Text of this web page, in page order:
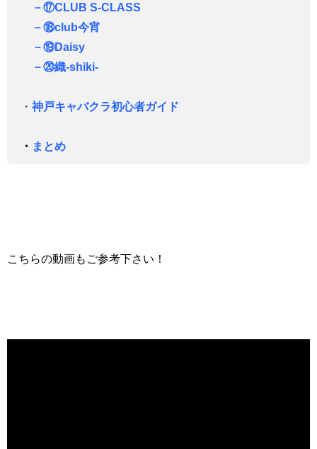
－⑰CLUB S-CLASS
－⑱club今宵
－⑲Daisy
－⑳織-shiki-
・ 神戸キャバクラ初心者ガイド
・ まとめ
こちらの動画もご参考下さい！